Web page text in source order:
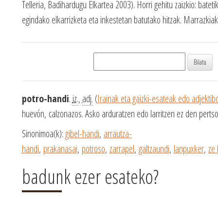
Telleria, Badihardugu Elkartea 2003). Horri gehitu zaizkio:
egindako elkarrizketa eta inkestetan batutako hitzak.
potro-handi. iz., adj. (Irainak eta gaizki-esateak edo
huevón, calzonazos. Asko arduratzen edo larritzen ez den
Sinonimoa(k): gibel-handi, arrautza-
handi, prakanasai, potroso, zarrapel, galtzaundi, lanpuxker, ze
badunk ezer esateko?